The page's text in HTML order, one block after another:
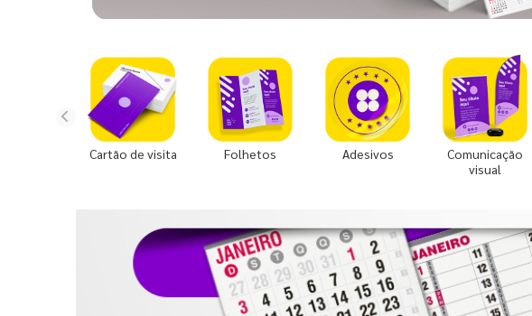
Cartão de visita Folhetos Adesivos
Comunicação
visual